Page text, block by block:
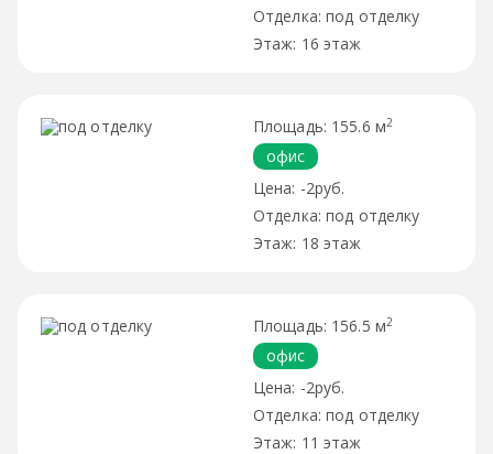
под отделку
16 этаж
155.6 м2
офис
-2руб.
под отделку
18 этаж
156.5 м2
офис
-2руб.
под отделку
11 этаж